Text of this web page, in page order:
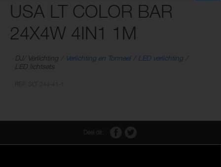
USA LT COLOR BAR
24X4W 4IN1 1M
DJ/ Verlichting Verlichting en Tonneel
LED verlichting
LED lichtsets